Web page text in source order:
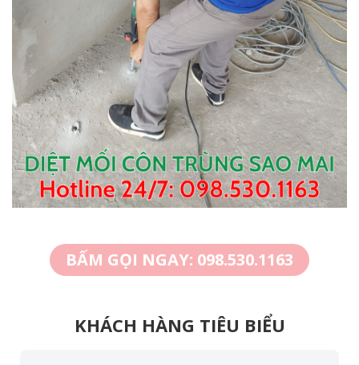
BẤM GỌI NGAY: 098.530.1163
KHÁCH HÀNG TIÊU BIỂU